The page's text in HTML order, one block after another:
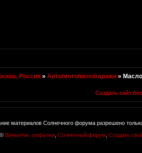
Россия »Авто/мото/вело/гаражи »
Создать сайт
материалов Солнечного форума разрешено
© Виньетки, открытки, Солнечный форум Создать